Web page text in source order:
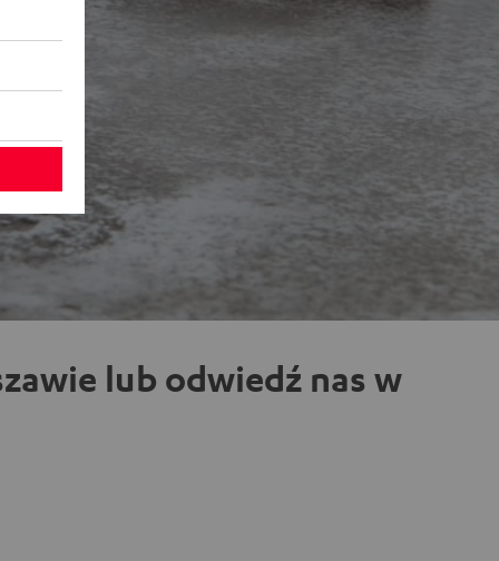
lub odwiedź nas w